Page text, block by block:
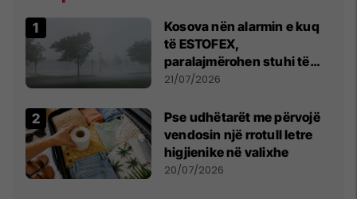
Kosova nën alarmin e kuq
të ESTOFEX,
paralajmërohen stuhi të
fuqishme me breshër dhe
21/07/2026
Pse udhëtarët me përvojë
vendosin një rrotull letre
higjienike në valixhe
20/07/2026